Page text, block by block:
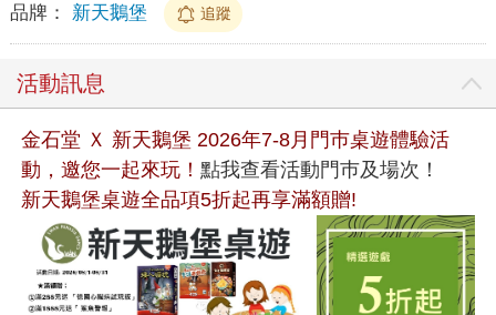
品牌： 新天鵝堡 追蹤
活動訊息
金石堂 Ｘ 新天鵝堡 2026年7-8月門巿桌遊體驗活
動，邀您一起來玩！ 點我查看活動門巿及場次！
新天鵝堡桌遊全品項5折起再享滿額贈!